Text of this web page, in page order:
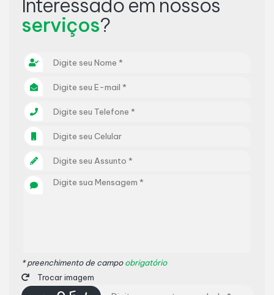
serviços?
* preenchimento de campoobrigatório
Trocar imagem